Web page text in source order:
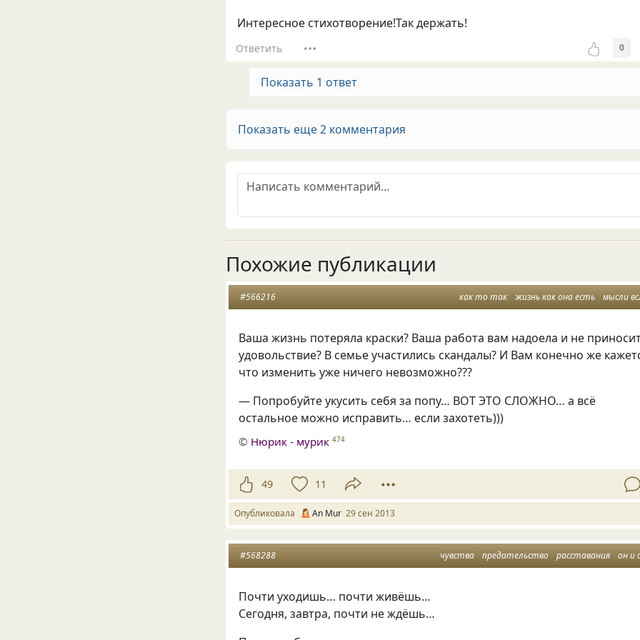
Интересное стихотворение!Так держать!
Ответить 0
Показать 1 ответ
Показать еще 2 комментария
Похожие публикации
как то так жизнь как она есть мысли
#566216
Ваша жизнь потеряла краски? Ваша работа вам надоела и не
удовольствие? В семье участились скандалы? И Вам конечно же
что изменить уже ничего невозможно???
— Попробуйте укусить себя за попу… ВОТ ЭТО СЛОЖНО… а всё
остальное можно исправить… если захотеть)))
© Нюрик - мурик 474
49 11
Опубликовала An Mur 29 сен 2013
чувства предательство расставания он и
#568288
Почти уходишь… почти живёшь…
Сегодня, завтра, почти не ждёшь…